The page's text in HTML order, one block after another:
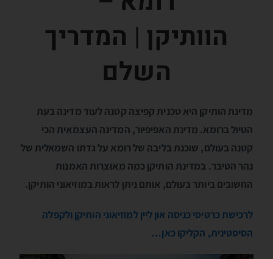
הוותיקן | המדריך
השלם
מדינת הותיקן היא טכנית קפיצה קטנה לעוד מדינה בעת
הטיול ברומא. מדינת האפיפיור, המדינה העצמאית הכי
קטנה בעולם, שוכנת בליבה של רומא על גדתו השמאלית של
נהר הטיבר. במדינת הותיקן כמה מאוצרות האמנות
החשובים ביותר בעולם, אותם ניתן לראות במוזיאוני הותיקן.
לרכישת כרטיסי כניסה און ליין למוזיאוני הותיקן ולקפלה
הסיסטינית, הקליקו כאן…